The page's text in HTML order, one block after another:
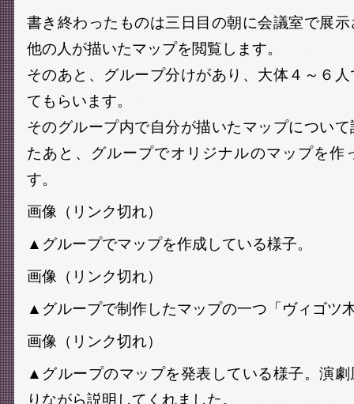
書き終わったものは三日目の朝に会議室で展
他の人が描いたマップを閲覧します。
そのあと、グループ分けがあり、大体４～６
てもらいます。
そのグループ内で自分が描いたマップについ
たあと、グループでオリジナルのマップを作
す。
画像（リンク切れ）
▲グループでマップを作成している様子。
画像（リンク切れ）
▲グループで制作したマップの一つ「ヴィゴツ
画像（リンク切れ）
▲グループのマップを発表している様子。演
りながら説明してくれました。